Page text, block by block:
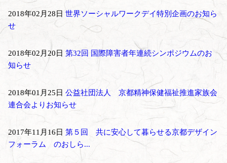
2018年02月28日 世界ソーシャルワークデイ特別企画のお知ら
せ
2018年02月20日 第32回 国際障害者年連続シンポジウムのお
知らせ
2018年01月25日 公益社団法人 京都精神保健福祉推進家族会
連合会よりお知らせ
2017年11月16日 第５回 共に安心して暮らせる京都デザイン
フォーラム のおしら...